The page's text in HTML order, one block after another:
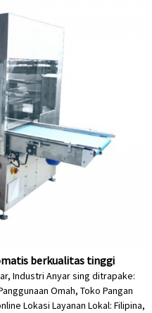
berkualitas tinggi
Industri Anyar sing ditrapake:
Omah, Toko Pangan
Lokasi Layanan Lokal: Filipina,